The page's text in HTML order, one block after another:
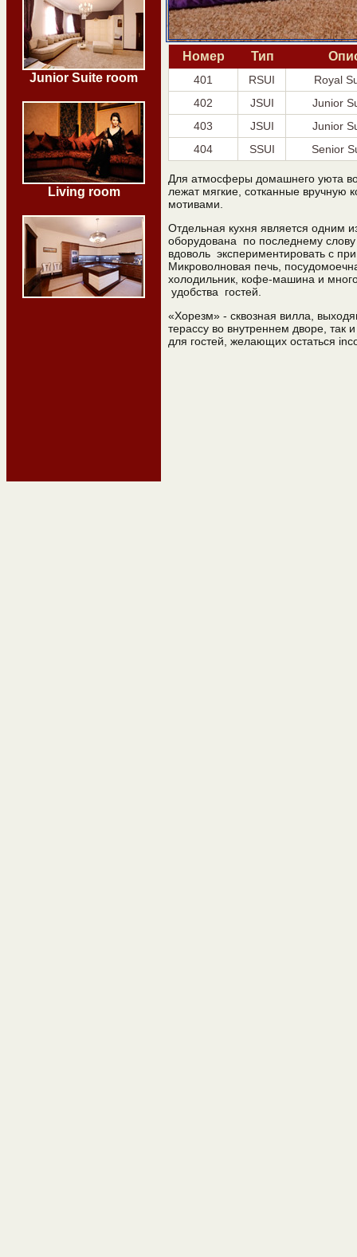
Junior Suite room
Living room
Номер Тип
401 RSUI
Royal
402
JSUI
Junior
403
JSUI
Junior
404
SSUI Senior
Для атмосферы домашнего уюта
лежат мягкие, сотканные вручную
мотивами.
Отдельная кухня является одним
оборудована по последнему
вдоволь экспериментировать с
Микроволновая печь,
холодильник, кофе-машина и
удобства гостей.
«Хорезм» - сквозная вилла,
терассу во внутреннем дворе, так
для гостей, желающих остаться